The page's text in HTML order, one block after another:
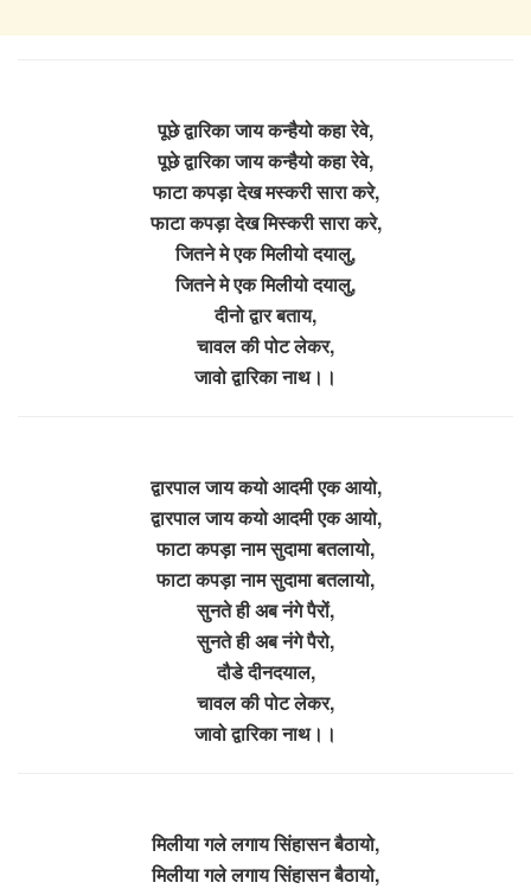
पूछे द्वारिका जाय कन्हैयो कहा रेवे,
पूछे द्वारिका जाय कन्हैयो कहा रेवे,
फाटा कपड़ा देख मस्करी सारा करे,
फाटा कपड़ा देख मिस्करी सारा करे,
जितने मे एक मिलीयो दयालु,
जितने मे एक मिलीयो दयालु,
दीनो द्वार बताय,
चावल की पोट लेकर,
जावो द्वारिका नाथ।।
द्वारपाल जाय कयो आदमी एक आयो,
द्वारपाल जाय कयो आदमी एक आयो,
फाटा कपड़ा नाम सुदामा बतलायो,
फाटा कपड़ा नाम सुदामा बतलायो,
सुनते ही अब नंगे पैरों,
सुनते ही अब नंगे पैरो,
दौडे दीनदयाल,
चावल की पोट लेकर,
जावो द्वारिका नाथ।।
मिलीया गले लगाय सिंहासन बैठायो,
मिलीया गले लगाय सिंहासन बैठायो,